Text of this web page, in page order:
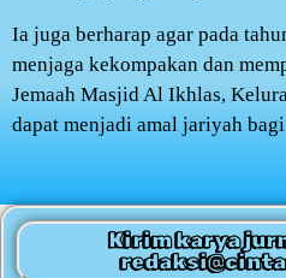
Ia juga berharap agar pada
menjaga kekompakan dan
Jemaah Masjid Al Ikhlas,
dapat menjadi amal jariyah bagi
Kirim karya